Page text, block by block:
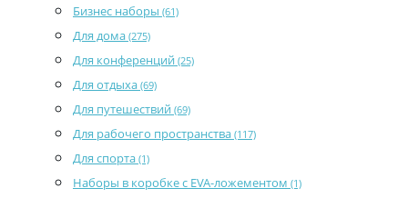
Бизнес наборы (61)
Для дома (275)
Для конференций (25)
Для отдыха (69)
Для путешествий (69)
Для рабочего пространства (117)
Для спорта (1)
Наборы в коробке с EVA-ложементом (1)